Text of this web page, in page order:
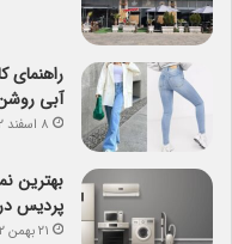
راهنمای
آبی
۸ اسفند ۱۴۰۲
بهترین
پردیس
۲۱ بهمن ۱۴۰۲